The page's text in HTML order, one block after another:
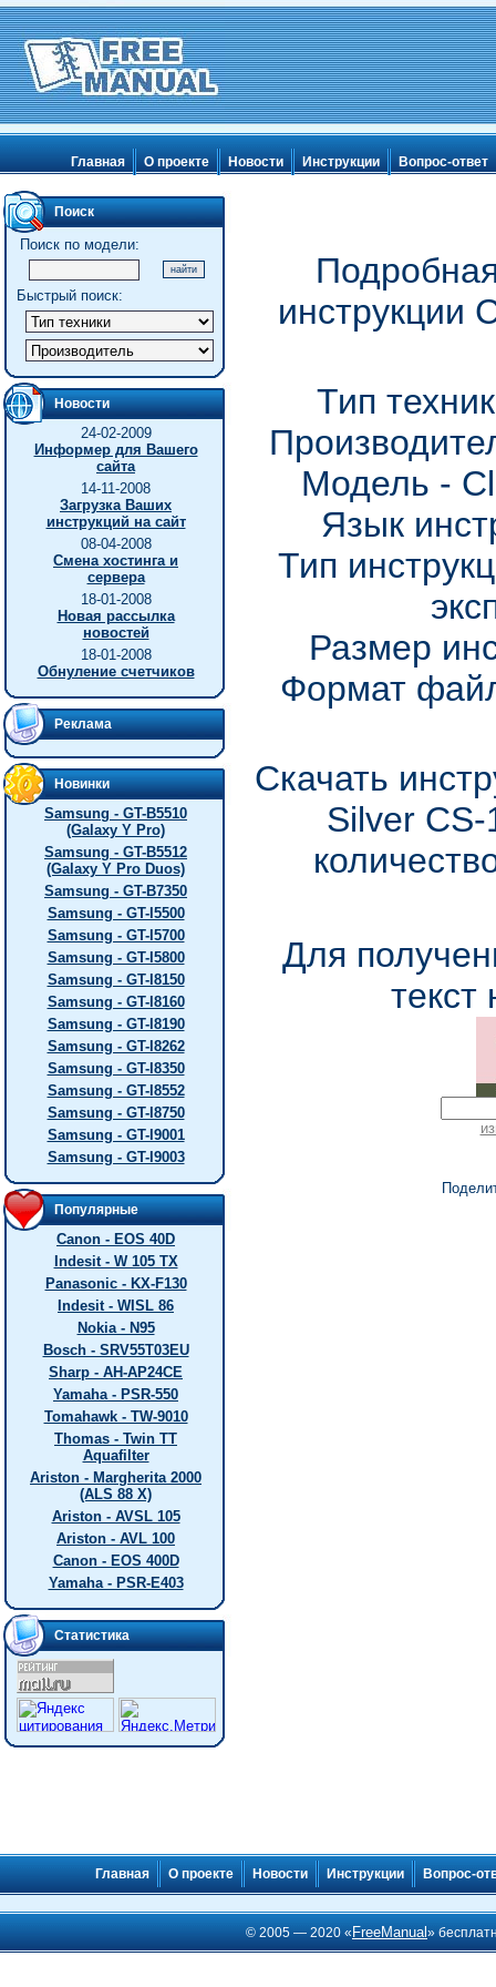
Главная О проекте Новости Инструкции Вопрос-ответ
Поиск
Поиск по модели:
Быстрый поиск:
Новости
24-02-2009
Информер для Вашего
сайта
14-11-2008
Загрузка Ваших
инструкций на сайт
08-04-2008
Смена хостинга и
сервера
18-01-2008
Новая рассылка
новостей
18-01-2008
Обнуление счетчиков
Реклама
Новинки
Samsung - GT-B5510
(Galaxy Y Pro)
Samsung - GT-B5512
(Galaxy Y Pro Duos)
Samsung - GT-B7350
Samsung - GT-I5500
Samsung - GT-I5700
Samsung - GT-I5800
Samsung - GT-I8150
Samsung - GT-I8160
Samsung - GT-I8190
Samsung - GT-I8262
Samsung - GT-I8350
Samsung - GT-I8552
Samsung - GT-I8750
Samsung - GT-I9001
Samsung - GT-I9003
Популярные
Canon - EOS 40D
Indesit - W 105 TX
Panasonic - KX-F130
Indesit - WISL 86
Nokia - N95
Bosch - SRV55T03EU
Sharp - AH-AP24CE
Yamaha - PSR-550
Tomahawk - TW-9010
Thomas - Twin TT
Aquafilter
Ariston - Margherita 2000
(ALS 88 X)
Ariston - AVSL 105
Ariston - AVL 100
Canon - EOS 400D
Yamaha - PSR-E403
Статистика
инструкции
Тип
Модель -
Язык
Тип
Размер
Формат
Скачать
Silver CS-
Для
текст
Главная О проекте Новости Инструкции Вопрос-
© 2005 — 2020 « FreeManual»